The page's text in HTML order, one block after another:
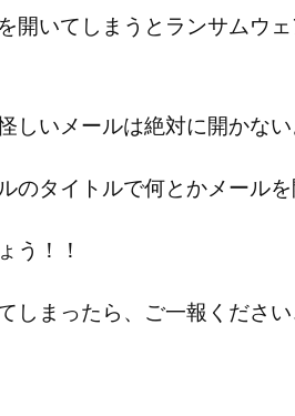
開いてしまうとランサムウ
しいメールは絶対に開かない
のタイトルで何とかメール
う！！
しまったら、ご一報ください